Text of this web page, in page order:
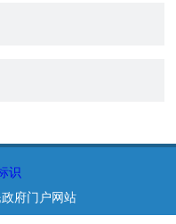
府门户网站